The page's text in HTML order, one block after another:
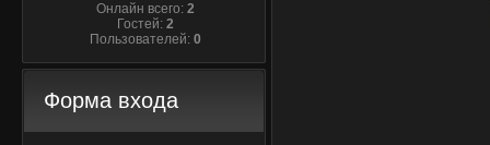
Онлайн всего:2
Гостей:2
Пользователей:0
Форма входа